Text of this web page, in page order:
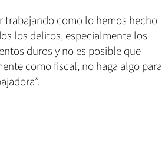
trabajando como lo hemos hecho
los delitos, especialmente los
duros y no es posible que
como fiscal, no haga algo para